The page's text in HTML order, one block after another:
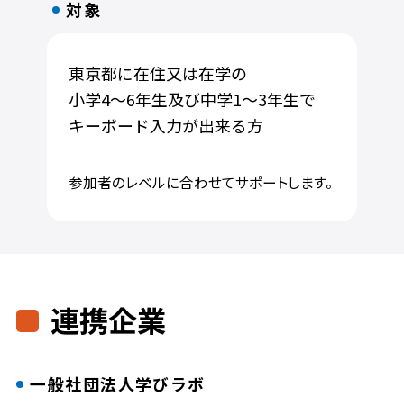
対象
東京都に在住又は在学の
小学4～6年生及び中学1～3年生で
キーボード入力が出来る方
参加者のレベルに合わせてサポートします。
連携企業
一般社団法人学びラボ